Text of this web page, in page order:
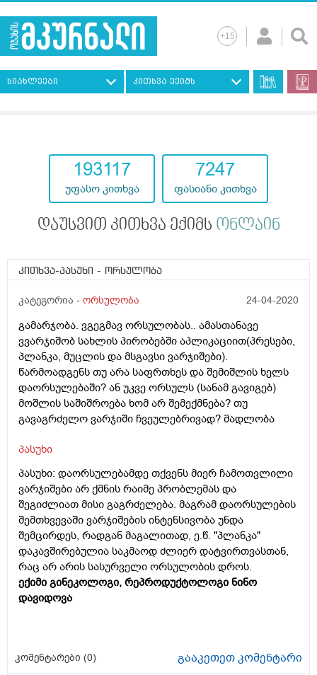
სიახლეები კითხვა ექიმს
193117
უფასო კითხვა
7247
ფასიანი კითხვა
დაუსვით კითხვა ექიმს ონლაინ
კითხვა-პასუხი - ორსულობა
კატეგორია - ორსულობა 24-04-2020
გამარჯობა. ვგეგმავ ორსულობას.. ამასთანავე
ვვარჯიშობ სახლის პირობებში აპლიკაციით(პრესები,
პლანკა, მუცლის და მსგავსი ვარჯიშები).
წარმოადგენს თუ არა საფრთხეს და შემიშლის ხელს
დაორსულებაში? ან უკვე ორსულს (სანამ გავიგებ)
მოშლის საშიშროება ხომ არ შემექმნება? თუ
გავაგრძელო ვარჯიში ჩვეულებრივად? მადლობა
პასუხი
პასუხი: დაორსულებამდე თქვენს მიერ ჩამოთვლილი
ვარჯიშები არ ქმნის რაიმე პრობლემას და
შეგიძლიათ მისი გაგრძელება. მაგრამ დაორსულების
შემთხვევაში ვარჯიშების ინტენსივობა უნდა
შემცირდეს, რადგან მაგალითად, ე.წ. "პლანკა"
დაკავშირებულია საკმაოდ ძლიერ დატვირთვასთან,
რაც არ არის სასურველი ორსულობის დროს.
ექიმი გინეკოლოგი, რეპროდუქტოლოგი ნინო
დავიდოვა
კომენტარები (0) გააკეთეთ კომენტარი